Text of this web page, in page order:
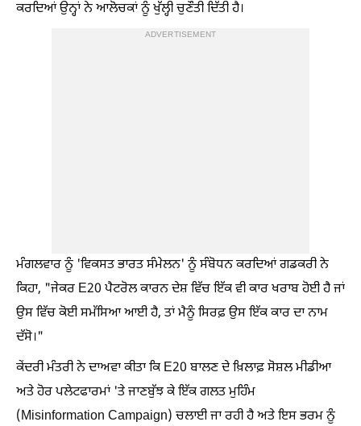
ਕਰਦਿਆਂ ਉਨ੍ਹਾਂ ਨੇ ਆਲੋਚਕਾਂ ਨੂੰ ਖੁੱਲ੍ਹੀ ਚੁਣੌਤੀ ਦਿੱਤੀ ਹੈ।
ADVERTISEMENT
ਮੰਗਲਵਾਰ ਨੂੰ 'ਵਿਕਸਤ ਭਾਰਤ ਸੰਮੇਲਨ' ਨੂੰ ਸੰਬੋਧਨ ਕਰਦਿਆਂ ਗਡਕਰੀ ਨੇ
ਕਿਹਾ, "ਜੇਕਰ E20 ਪੈਟਰੋਲ ਕਾਰਨ ਦੇਸ਼ ਵਿੱਚ ਇੱਕ ਵੀ ਕਾਰ ਖਰਾਬ ਹੋਈ ਹੈ ਜਾਂ
ਉਸ ਵਿੱਚ ਕੋਈ ਸਮੱਸਿਆ ਆਈ ਹੈ, ਤਾਂ ਮੈਨੂੰ ਸਿਰਫ਼ ਉਸ ਇੱਕ ਕਾਰ ਦਾ ਨਾਮ
ਦੱਸੋ।"
ਕੇਂਦਰੀ ਮੰਤਰੀ ਨੇ ਦਾਅਵਾ ਕੀਤਾ ਕਿ E20 ਬਾਲਣ ਦੇ ਖ਼ਿਲਾਫ਼ ਸੋਸ਼ਲ ਮੀਡੀਆ
ਅਤੇ ਹੋਰ ਪਲੇਟਫਾਰਮਾਂ 'ਤੇ ਜਾਣਬੁੱਝ ਕੇ ਇੱਕ ਗਲਤ ਮੁਹਿੰਮ
(Misinformation Campaign) ਚਲਾਈ ਜਾ ਰਹੀ ਹੈ ਅਤੇ ਇਸ ਭਰਮ ਨੂੰ